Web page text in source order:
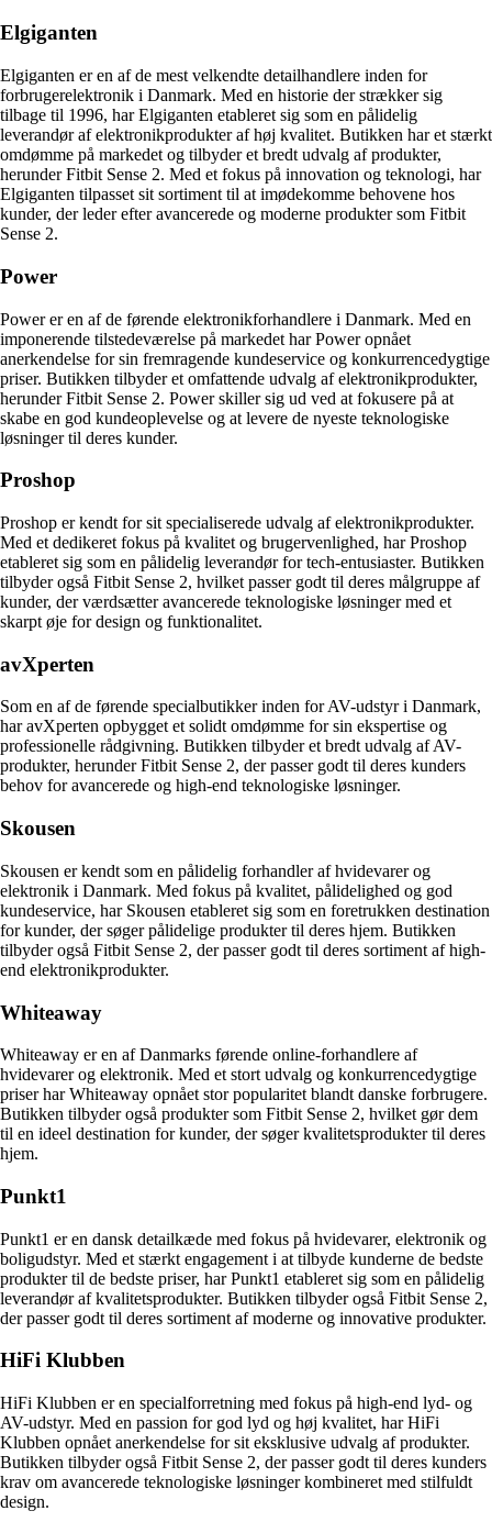
Elgiganten
Elgiganten er en af de mest velkendte detailhandlere inden for
forbrugerelektronik i Danmark. Med en historie der strækker sig
tilbage til 1996, har Elgiganten etableret sig som en pålidelig
leverandør af elektronikprodukter af høj kvalitet. Butikken har et stærkt
omdømme på markedet og tilbyder et bredt udvalg af produkter,
herunder Fitbit Sense 2. Med et fokus på innovation og teknologi, har
Elgiganten tilpasset sit sortiment til at imødekomme behovene hos
kunder, der leder efter avancerede og moderne produkter som Fitbit
Sense 2.
Power
Power er en af de førende elektronikforhandlere i Danmark. Med en
imponerende tilstedeværelse på markedet har Power opnået
anerkendelse for sin fremragende kundeservice og konkurrencedygtige
priser. Butikken tilbyder et omfattende udvalg af elektronikprodukter,
herunder Fitbit Sense 2. Power skiller sig ud ved at fokusere på at
skabe en god kundeoplevelse og at levere de nyeste teknologiske
løsninger til deres kunder.
Proshop
Proshop er kendt for sit specialiserede udvalg af elektronikprodukter.
Med et dedikeret fokus på kvalitet og brugervenlighed, har Proshop
etableret sig som en pålidelig leverandør for tech-entusiaster. Butikken
tilbyder også Fitbit Sense 2, hvilket passer godt til deres målgruppe af
kunder, der værdsætter avancerede teknologiske løsninger med et
skarpt øje for design og funktionalitet.
avXperten
Som en af de førende specialbutikker inden for AV-udstyr i Danmark,
har avXperten opbygget et solidt omdømme for sin ekspertise og
professionelle rådgivning. Butikken tilbyder et bredt udvalg af AV-
produkter, herunder Fitbit Sense 2, der passer godt til deres kunders
behov for avancerede og high-end teknologiske løsninger.
Skousen
Skousen er kendt som en pålidelig forhandler af hvidevarer og
elektronik i Danmark. Med fokus på kvalitet, pålidelighed og god
kundeservice, har Skousen etableret sig som en foretrukken destination
for kunder, der søger pålidelige produkter til deres hjem. Butikken
tilbyder også Fitbit Sense 2, der passer godt til deres sortiment af high-
end elektronikprodukter.
Whiteaway
Whiteaway er en af Danmarks førende online-forhandlere af
hvidevarer og elektronik. Med et stort udvalg og konkurrencedygtige
priser har Whiteaway opnået stor popularitet blandt danske forbrugere.
Butikken tilbyder også produkter som Fitbit Sense 2, hvilket gør dem
til en ideel destination for kunder, der søger kvalitetsprodukter til deres
hjem.
Punkt1
Punkt1 er en dansk detailkæde med fokus på hvidevarer, elektronik og
boligudstyr. Med et stærkt engagement i at tilbyde kunderne de bedste
produkter til de bedste priser, har Punkt1 etableret sig som en pålidelig
leverandør af kvalitetsprodukter. Butikken tilbyder også Fitbit Sense 2,
der passer godt til deres sortiment af moderne og innovative produkter.
HiFi Klubben
HiFi Klubben er en specialforretning med fokus på high-end lyd- og
AV-udstyr. Med en passion for god lyd og høj kvalitet, har HiFi
Klubben opnået anerkendelse for sit eksklusive udvalg af produkter.
Butikken tilbyder også Fitbit Sense 2, der passer godt til deres kunders
krav om avancerede teknologiske løsninger kombineret med stilfuldt
design.